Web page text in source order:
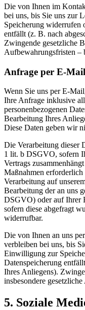
Die von Ihnen im
bei uns, bis Sie uns zur
Speicherung widerrufen
entfällt (z. B. nach
Zwingende gesetzliche
Aufbewahrungsfristen –
Anfrage per E-
Wenn Sie uns per E-
Ihre Anfrage inklusive
personenbezogenen
Bearbeitung Ihres
Diese Daten geben wir
Die Verarbeitung dieser
1 lit. b DSGVO, sofern
Vertrags
Maßnahmen
Verarbeitung auf
Bearbeitung der an uns
DSGVO) oder auf
sofern diese abgefragt
widerrufbar.
Die von Ihnen an uns
verbleiben bei uns, bis
Einwilligung zur
Datenspeicherung
Ihres Anliegens).
insbesondere
5. Soziale